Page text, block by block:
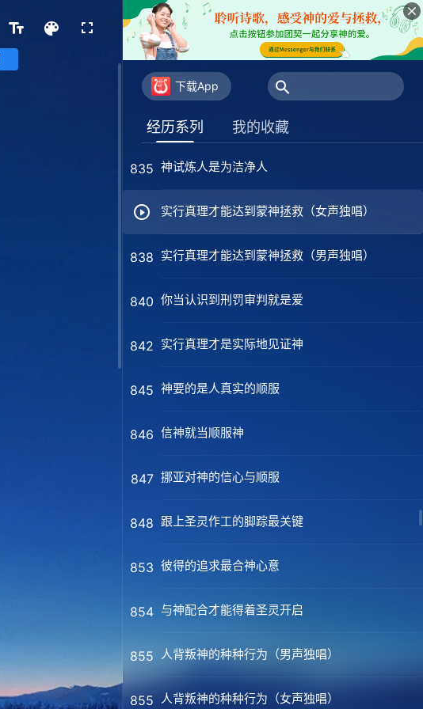
下载App
经历系列 我的收藏
827 当珍惜追求真理的机会（男声独唱）
829 宝爱地位有何价值
834 你愿意作果实供神享受吗
835 神试炼人是为洁净人
实行真理才能达到蒙神拯救（女声独唱）
838 实行真理才能达到蒙神拯救（男声独唱）
840 你当认识到刑罚审判就是爱
842 实行真理才是实际地见证神
845 神要的是人真实的顺服
846 信神就当顺服神
847 挪亚对神的信心与顺服
848 跟上圣灵作工的脚踪最关键
853 彼得的追求最合神心意
854 与神配合才能得着圣灵开启
855 人背叛神的种种行为（男声独唱）
855 人背叛神的种种行为（女声独唱）